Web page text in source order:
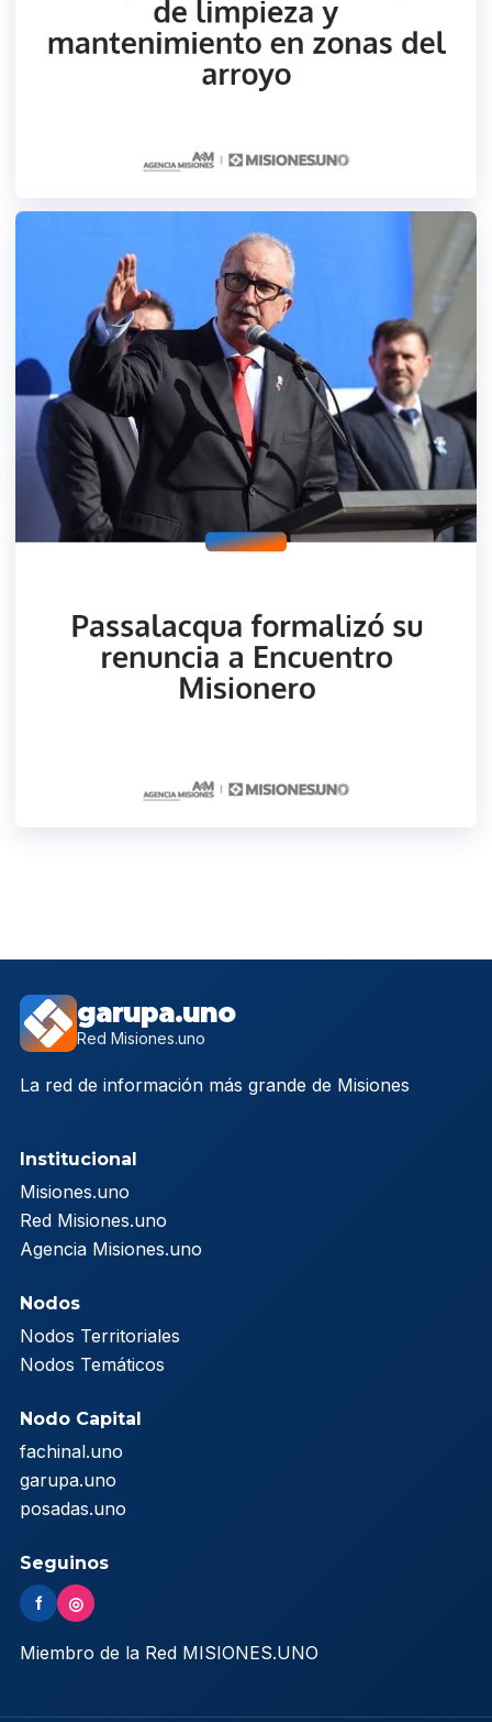
garupa.uno
Red Misiones.uno
La red de información más grande de Misiones
Institucional
Misiones.uno
Red Misiones.uno
Agencia Misiones.uno
Nodos
Nodos Territoriales
Nodos Temáticos
Nodo Capital
fachinal.uno
garupa.uno
posadas.uno
Seguinos
f ◎
Miembro de la Red MISIONES.UNO